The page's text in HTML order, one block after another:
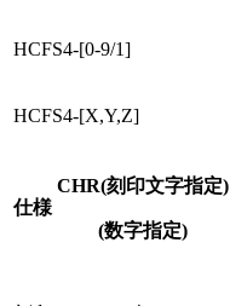
HCFS4-[0-9/1]
HCFS4-[X,Y,Z]
仕様
CHR(刻印文字指定)
(数字指定)